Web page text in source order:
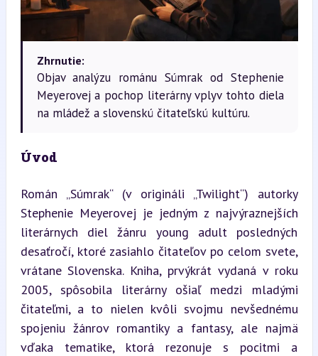
Zhrnutie:
Objav analýzu románu Súmrak od Stephenie
Meyerovej a pochop literárny vplyv tohto diela
na mládež a slovenskú čitateľskú kultúru.
Úvod
Román „Súmrak“ (v origináli „Twilight“) autorky
Stephenie Meyerovej je jedným z najvýraznejších
literárnych diel žánru young adult posledných
desaťročí, ktoré zasiahlo čitateľov po celom svete,
vrátane Slovenska. Kniha, prvýkrát vydaná v roku
2005, spôsobila literárny ošiaľ medzi mladými
čitateľmi, a to nielen kvôli svojmu nevšednému
spojeniu žánrov romantiky a fantasy, ale najmä
vďaka tematike, ktorá rezonuje s pocitmi a